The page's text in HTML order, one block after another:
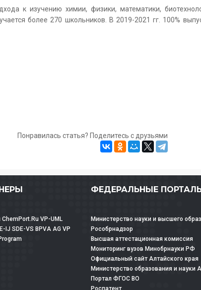
к изучению химии, физики, математики,
более 270 школьников. В 2019-2021 гг. 100%
Понравилась статья? Поделитесь с друзьями
ChemPort.Ru VP-UML
IJ SDE-VS BPVA AG VP
ФЕДЕРАЛЬНЫЕ
Министерство науки и высшего
Рособрнадзор
Высшая аттестационная комиссия
Мониторинг вузов Минобрнауки РФ
Официальный сайт Алтайского края
Министерство образования и науки
Портал ФГОС ВО